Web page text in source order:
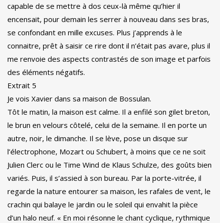
capable de se mettre à dos ceux-là même qu’hier il
encensait, pour demain les serrer à nouveau dans ses bras,
se confondant en mille excuses. Plus j’apprends à le
connaitre, prêt à saisir ce rire dont il n’était pas avare, plus il
me renvoie des aspects contrastés de son image et parfois
des éléments négatifs.
Extrait 5
Je vois Xavier dans sa maison de Bossulan.
Tôt le matin, la maison est calme. Il a enfilé son gilet breton,
le brun en velours côtelé, celui de la semaine. Il en porte un
autre, noir, le dimanche. Il se lève, pose un disque sur
l’électrophone, Mozart ou Schubert, à moins que ce ne soit
Julien Clerc ou le Time Wind de Klaus Schulze, des goûts bien
variés. Puis, il s’assied à son bureau. Par la porte-vitrée, il
regarde la nature entourer sa maison, les rafales de vent, le
crachin qui balaye le jardin ou le soleil qui envahit la pièce
d’un halo neuf. « En moi résonne le chant cyclique, rythmique